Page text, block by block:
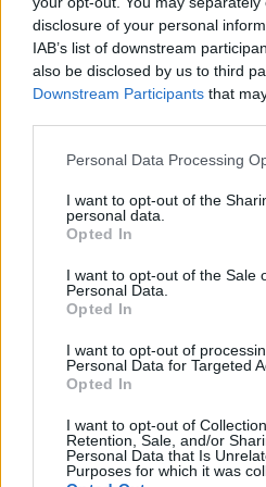
disclosure of your personal
IAB’s list of downstream
also be disclosed by us to third
Downstream Participants that
Personal Data Processing
I want to opt-out of the
personal data.
Opted In
I want to opt-out of the Sale
Personal Data.
Opted In
I want to opt-out of
Personal Data for Targeted
Opted In
I want to opt-out of
Retention, Sale, and/or
Personal Data that Is
Purposes for which it was
13:11
Περιφέρεια Κρήτης: Μισό
ασφάλειας
12:56
Έρχονται νέες προσλήψεις στο
Αφροδίτη Νέστορα: Η
μητέρα της που χάθηκε στην
Μαρινάκης για Αλ. Τσίπρα: Η
Σώμα»